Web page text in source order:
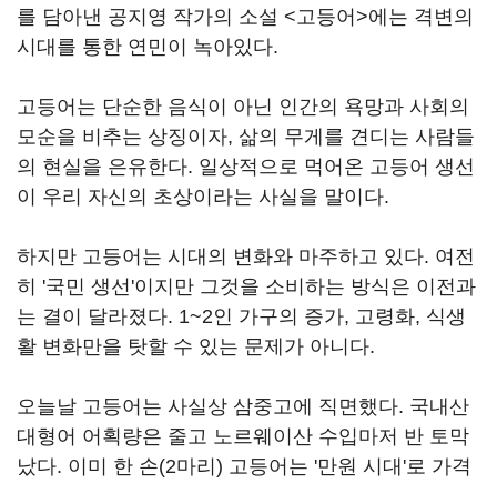
를 담아낸 공지영 작가의 소설 <고등어>에는 격변의
시대를 통한 연민이 녹아있다.
고등어는 단순한 음식이 아닌 인간의 욕망과 사회의
모순을 비추는 상징이자, 삶의 무게를 견디는 사람들
의 현실을 은유한다. 일상적으로 먹어온 고등어 생선
이 우리 자신의 초상이라는 사실을 말이다.
하지만 고등어는 시대의 변화와 마주하고 있다. 여전
히 '국민 생선'이지만 그것을 소비하는 방식은 이전과
는 결이 달라졌다. 1~2인 가구의 증가, 고령화, 식생
활 변화만을 탓할 수 있는 문제가 아니다.
오늘날 고등어는 사실상 삼중고에 직면했다. 국내산
대형어 어획량은 줄고 노르웨이산 수입마저 반 토막
났다. 이미 한 손(2마리) 고등어는 '만원 시대'로 가격